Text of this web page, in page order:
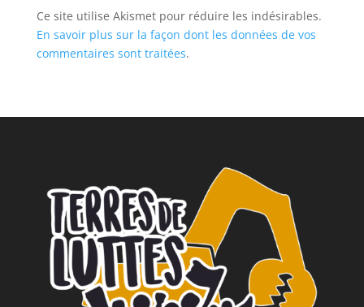
Ce site utilise Akismet pour réduire les indésirables.
En savoir plus sur la façon dont les données de vos
commentaires sont traitées.